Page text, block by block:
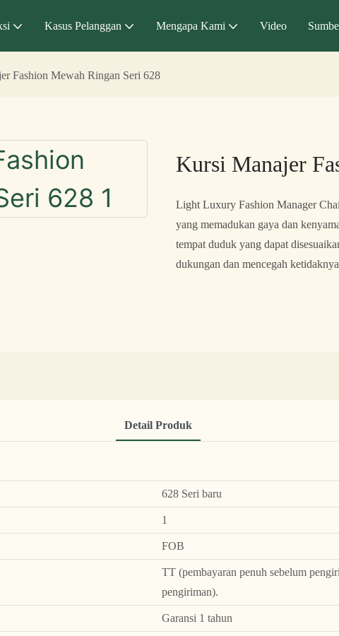
Kasus Pelanggan Mengapa Kami Video
Fashion Mewah Ringan Seri 628
Kursi Manajer
Light Luxury Fashion Manager
yang memadukan gaya dan
tempat duduk yang dapat
dukungan dan mencegah
Detail Produk
628 Seri baru
1
FOB
TT (pembayaran penuh sebelum
pengiriman).
Garansi 1 tahun